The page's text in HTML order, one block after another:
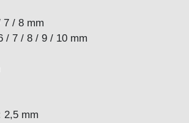
7 / 8 mm
/ 7 / 8 / 9 / 10 mm
2,5 mm